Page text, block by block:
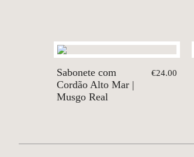
Sabonete com
Cordão Alto Mar |
Musgo Real
€24.00